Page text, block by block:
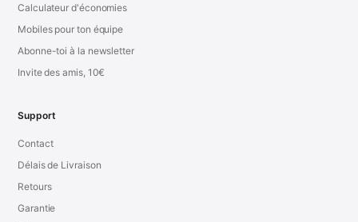
Calculateur d'économies
Mobiles pour ton équipe
Abonne-toi à la newsletter
Invite des amis, 10€
Support
Contact
Délais de Livraison
Retours
Garantie